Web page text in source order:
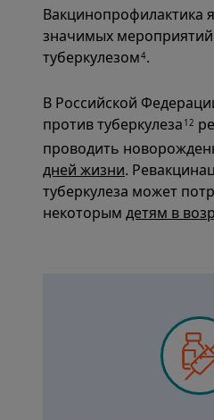
Вакцинопрофилактика
значимых
туберкулезом4.
В Российской
против туберкулеза 12
проводить
дней жизни.
туберкулеза может
некоторым детям в